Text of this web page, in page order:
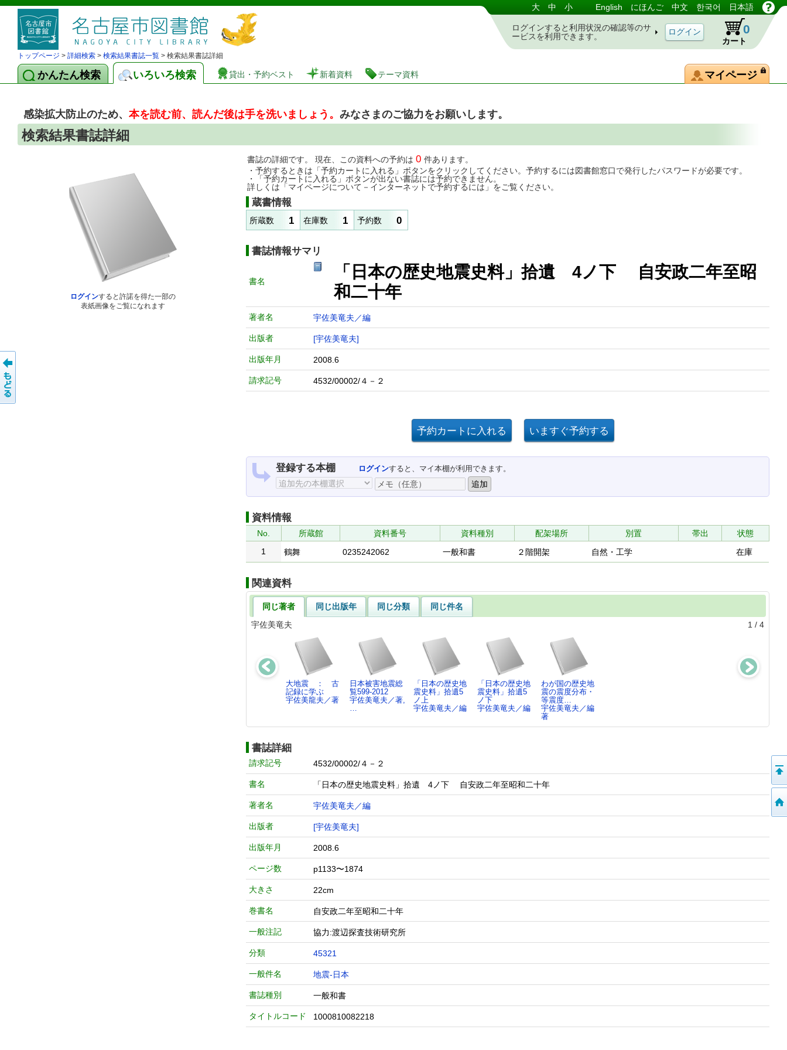
図書館 蔵書検索・予約システム 大 中 小 English にほんご 中文 한국어 日本語
ログインすると利用状況の確認等のサ
ービスを利用できます。
カート
0
トップページ > 詳細検索 > 検索結果書誌一覧 > 検索結果書誌詳細
かんたん検索 いろいろ検索 貸出・予約ベスト 新着資料 テーマ資料 マイページ
感染拡大防止のため、 本を読む前、読んだ後は手を洗いましょう。 みなさまのご協力をお願いします。
検索結果書誌詳細
ログインすると許諾を得た一部の
表紙画像をご覧になれます
書誌の詳細です。 現在、この資料への予約は 0 件あります。
・予約するときは「予約カートに入れる」ボタンをクリックしてください。予約するには図書館窓口で発行したパスワードが必要です。
・「予約カートに入れる」ボタンが出ない書誌には予約できません。
詳しくは「マイページについて－インターネットで予約するには」をご覧ください。
蔵書情報
所蔵数 1 在庫数 1 予約数 0
書誌情報サマリ
書名
「日本の歴史地震史料」拾遺 4ノ下 自安政二年至昭
和二十年
著者名 宇佐美竜夫／編
出版者 [宇佐美竜夫]
出版年月 2008.6
請求記号 4532/00002/４－２
登録する本棚 ログインすると、マイ本棚が利用できます。
資料情報
No. 所蔵館 資料番号 資料種別 配架場所 別置 帯出
状態
1
鶴舞 0235242062 一般和書 ２階開架 自然・工学 在庫
関連資料
同じ著者 同じ出版年 同じ分類
同じ件名
宇佐美竜夫
1 / 4
大地震 ： 古
記録に学ぶ
宇佐美龍夫／著
日本被害地震総
覧599-2012
宇佐美竜夫／著,
…
「日本の歴史地
震史料」拾遺5
ノ上
宇佐美竜夫／編
「日本の歴史地
震史料」拾遺5
ノ下
宇佐美竜夫／編
わが国の歴史地
震の震度分布・
等震度…
宇佐美竜夫／編
著
書誌詳細
請求記号 4532/00002/４－２
書名 「日本の歴史地震史料」拾遺 4ノ下 自安政二年至昭和二十年
著者名 宇佐美竜夫／編
出版者 [宇佐美竜夫]
出版年月 2008.6
ページ数 p1133〜1874
大きさ 22cm
巻書名 自安政二年至昭和二十年
一般注記 協力:渡辺探査技術研究所
分類 45321
一般件名 地震-日本
書誌種別 一般和書
タイトルコード 1000810082218